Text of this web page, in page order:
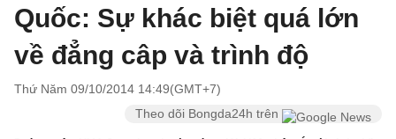
Quốc: Sự khác biệt quá lớn
về đẳng câp và trình độ
Thứ Năm 09/10/2014 14:49(GMT+7)
Theo dõi Bongda24h trên